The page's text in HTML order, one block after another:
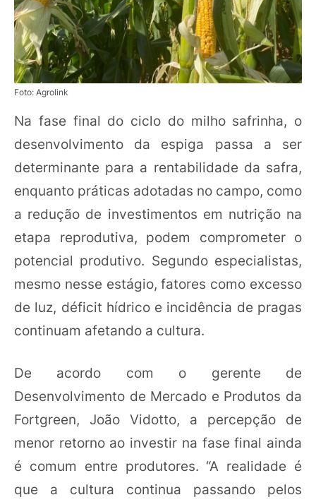
Foto: Agrolink
Na fase final do ciclo do milho safrinha, o
desenvolvimento da espiga passa a ser
determinante para a rentabilidade da safra,
enquanto práticas adotadas no campo, como
a redução de investimentos em nutrição na
etapa reprodutiva, podem comprometer o
potencial produtivo. Segundo especialistas,
mesmo nesse estágio, fatores como excesso
de luz, déficit hídrico e incidência de pragas
continuam afetando a cultura.
De acordo com o gerente de
Desenvolvimento de Mercado e Produtos da
Fortgreen, João Vidotto, a percepção de
menor retorno ao investir na fase final ainda
é comum entre produtores. “A realidade é
que a cultura continua passando pelos